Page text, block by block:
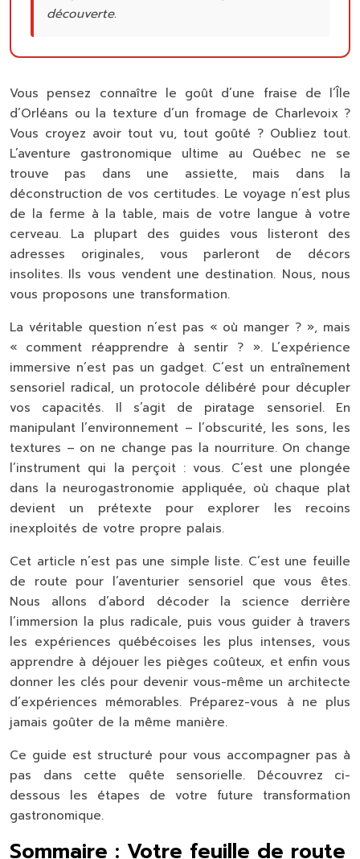
découverte.
Vous pensez connaître le goût d’une fraise de l’Île
d’Orléans ou la texture d’un fromage de Charlevoix ?
Vous croyez avoir tout vu, tout goûté ? Oubliez tout.
L’aventure gastronomique ultime au Québec ne se
trouve pas dans une assiette, mais dans la
déconstruction de vos certitudes. Le voyage n’est plus
de la ferme à la table, mais de votre langue à votre
cerveau. La plupart des guides vous listeront des
adresses originales, vous parleront de décors
insolites. Ils vous vendent une destination. Nous, nous
vous proposons une transformation.
La véritable question n’est pas « où manger ? », mais
« comment réapprendre à sentir ? ». L’expérience
immersive n’est pas un gadget. C’est un entraînement
sensoriel radical, un protocole délibéré pour décupler
vos capacités. Il s’agit de piratage sensoriel. En
manipulant l’environnement – l’obscurité, les sons, les
textures – on ne change pas la nourriture. On change
l’instrument qui la perçoit : vous. C’est une plongée
dans la neurogastronomie appliquée, où chaque plat
devient un prétexte pour explorer les recoins
inexploités de votre propre palais.
Cet article n’est pas une simple liste. C’est une feuille
de route pour l’aventurier sensoriel que vous êtes.
Nous allons d’abord décoder la science derrière
l’immersion la plus radicale, puis vous guider à travers
les expériences québécoises les plus intenses, vous
apprendre à déjouer les pièges coûteux, et enfin vous
donner les clés pour devenir vous-même un architecte
d’expériences mémorables. Préparez-vous à ne plus
jamais goûter de la même manière.
Ce guide est structuré pour vous accompagner pas à
pas dans cette quête sensorielle. Découvrez ci-
dessous les étapes de votre future transformation
gastronomique.
Sommaire : Votre feuille de route